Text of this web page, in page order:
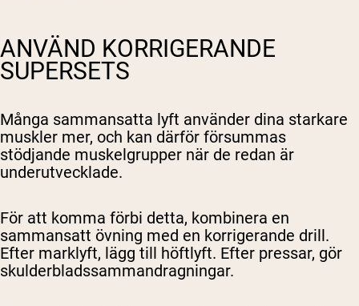
ANVÄND KORRIGERANDE
SUPERSETS
Många sammansatta lyft använder dina starkare
muskler mer, och kan därför försummas
stödjande muskelgrupper när de redan är
underutvecklade.
För att komma förbi detta, kombinera en
sammansatt övning med en korrigerande drill.
Efter marklyft, lägg till höftlyft. Efter pressar, gör
skulderbladssammandragningar.